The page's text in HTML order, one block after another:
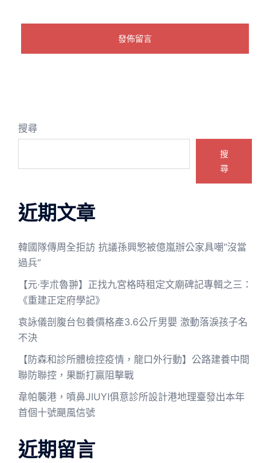
搜尋
搜
尋
近期文章
韓國隊傳周全拒訪 抗議孫興慜被億嵐辦公家具嘲“沒當
過兵”
【元·孛朮魯翀】正找九宮格時租定文廟碑記專輯之三：
《重建正定府學記》
袁詠儀剖腹台包養價格產3.6公斤男嬰 激動落淚孩子名
不決
【防森和診所體檢控疫情，龍口外行動】公路建養中間
聯防聯控，果斷打贏阻擊戰
韋帕襲港，噴鼻JIUYI俱意診所設計港地理臺發出本年
首個十號颶風信號
近期留言